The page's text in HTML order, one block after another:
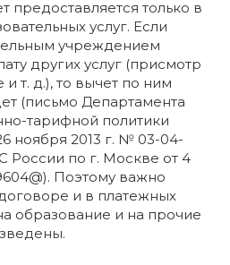
только в
услуг. Если
учреждением
других услуг (присмотр
т. д.), то вычет по ним
(письмо Департамента
тарифной политики
ноября 2013 г. № 03-04-
России по г. Москве от 4
Поэтому важно
и в платежных
образование и на прочие